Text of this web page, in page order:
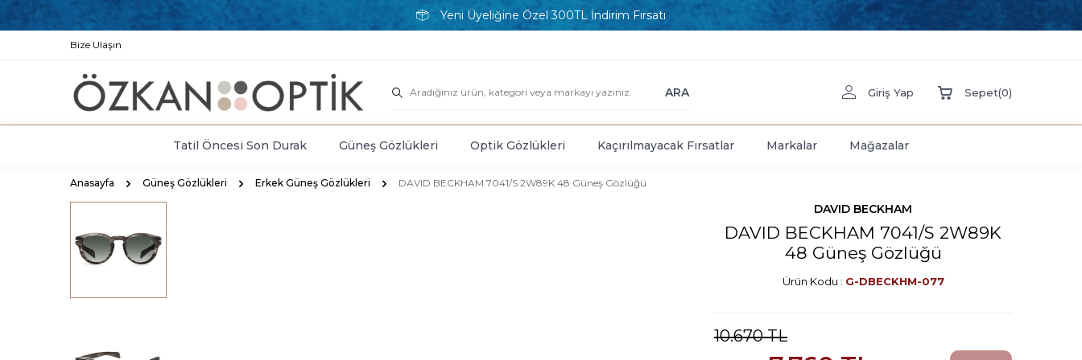
Yeni Üyeliğine Özel 300TL İndirim Fırsatı
Bize Ulaşın
ARA Giriş Yap Sepet(0)
Tatil Öncesi Son Durak Güneş Gözlükleri Optik Gözlükleri Kaçırılmayacak Fırsatlar Markalar Mağazalar
Anasayfa Güneş Gözlükleri Erkek Güneş Gözlükleri DAVID BECKHAM 7041/S 2W89K 48 Güneş Gözlüğü
DAVID BECKHAM
DAVID BECKHAM 7041/S 2W89K
48 Güneş Gözlüğü
Ürün Kodu : G-DBECKHM-077
10.670TL